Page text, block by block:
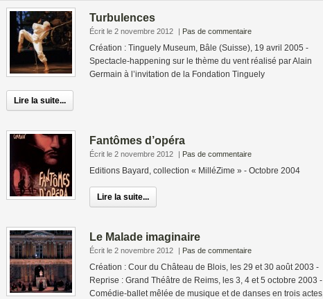
Turbulences
Écrit le 2 novembre 2012 | Pas de commentaire
Création : Tinguely Museum, Bâle (Suisse), 19 avril 2005 -
Spectacle-happening sur le thème du vent réalisé par Alain
Germain à l’invitation de la Fondation Tinguely
Lire la suite...
Fantômes d’opéra
Écrit le 2 novembre 2012 | Pas de commentaire
Editions Bayard, collection « MilléZime » - Octobre 2004
Lire la suite...
Le Malade imaginaire
Écrit le 2 novembre 2012 | Pas de commentaire
Création : Cour du Château de Blois, les 29 et 30 août 2003 -
Reprise : Grand Théâtre de Reims, les 3, 4 et 5 octobre 2003 -
Comédie-ballet mêlée de musique et de danses en trois